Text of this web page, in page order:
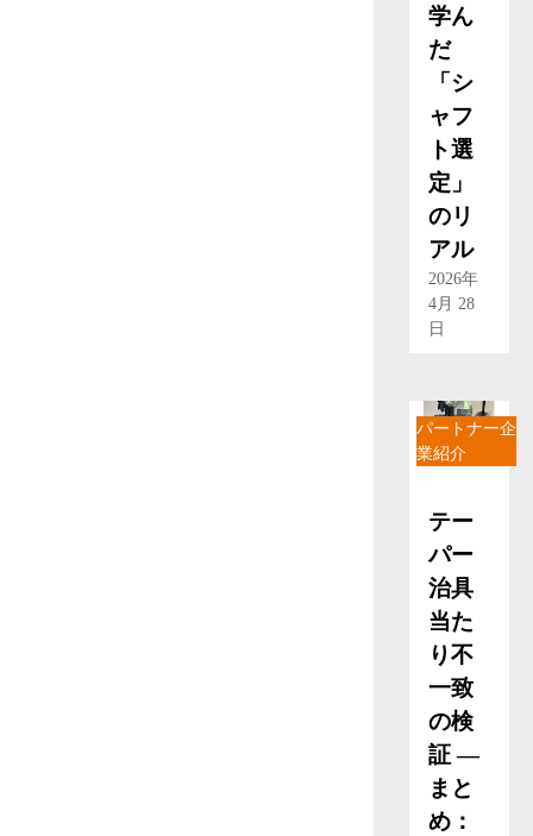
学ん
だ
「シ
ャフ
ト選
定」
のリ
アル
2026年
4月 28
日
パートナー企
業紹介
テー
パー
治具
当た
り不
一致
の検
証 ―
まと
め：